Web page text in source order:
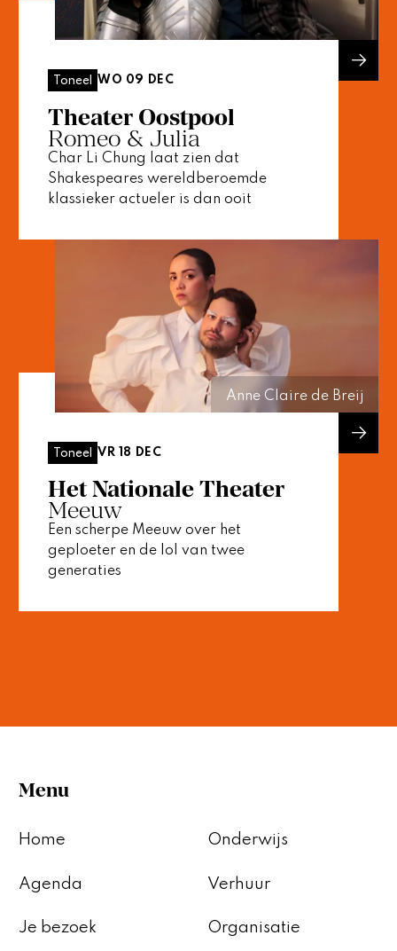
Toneel WO 09 DEC
Theater Oostpool
Romeo & Julia
Char Li Chung laat zien dat
Shakespeares wereldberoemde
klassieker actueler is dan ooit
Toneel VR 18 DEC
Het Nationale Theater
Meeuw
Een scherpe Meeuw over het
geploeter en de lol van twee
generaties
Anne Claire de Breij
Menu
Home
Agenda
Je bezoek
Onderwijs
Verhuur
Organisatie